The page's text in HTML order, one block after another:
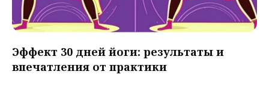
Эффект 30 дней йоги: результаты и
впечатления от практики